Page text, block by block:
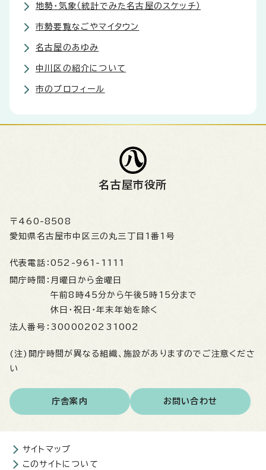
地勢・気象（統計でみた名古屋のスケッチ）
市勢要覧なごやマイタウン
名古屋のあゆみ
中川区の紹介について
市のプロフィール
名古屋市役所
〒460-8508
愛知県名古屋市中区三の丸三丁目1番1号
代表電話： 052-961-1111
開庁時間： 月曜日から金曜日
午前8時45分から午後5時15分まで
休日・祝日・年末年始を除く
法人番号： 3000020231002
(注)開庁時間が異なる組織、施設がありますのでご注意くださ
い
庁舎案内 お問い合わせ
サイトマップ
このサイトについて